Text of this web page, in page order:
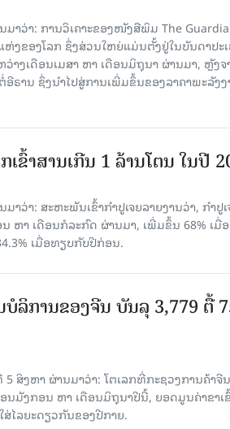
າວ່າ: ການວິເຄາະຂອງໜັງສືພິມ The
ງຂອງໂລກ ຊຶ່ງສ່ວນໃຫຍ່ແມ່ນຕັ້ງຢູ່ໃນບັນດາປະ
າງເດືອນເມສາ ຫາ ເດືອນມິຖຸນາ ຜ່ານມາ, ຫຼັງຈ
ຣານ ຊຶ່ງນຳໄປສູ່ການເພີ່ມຂຶ້ນຂອງລາຄາພະລັງງ
ຂົ້າສານເກີນ 1 ລ້ານໂຕນ ໃນປີ
ວ່າ: ສະຫະພັນເຂົ້າກຳປູເຈຍລາຍງານວ່າ, ກໍາປູເ
ຫາ ເດືອນກໍລະກົດ ຜ່ານມາ, ເພີ່ມຂຶ້ນ 68% ເມື່
ເມື່ອທຽບກັບປີກ່ອນ.
ບໍລິການຂອງຈີນ ບັນລຸ 3,779 ຕື້
ສິງຫາ ຜ່ານມາວ່າ: ໂຕເລກທີ່ກະຊວງການຄ້າຈີນ
ນມັງກອນ ຫາ ເດືອນມິຖຸນາປີນີ້, ຍອດມູນຄ່າຂາເ
ໄລຍະດຽວກັນຂອງປີກາຍ.